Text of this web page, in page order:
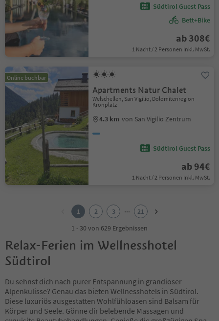
Südtirol Guest Pass
Bett+Bike
ab 308€
1 Nacht / 2 Personen Inkl. MwSt.
Online buchbar
Apartments Natur Chalet
Welschellen, San Vigilio, Dolomitenregion
Kronplatz
4.3 km von San Vigilio Zentrum
Südtirol Guest Pass
ab 94€
1 Nacht / 2 Personen Inkl. MwSt.
6
7
8
10
11
12
13
1 2 3 ...
21
1 - 30 von 629 Ergebnissen
Relax-Ferien im Wellnesshotel
Südtirol
Du sehnst dich nach purer Entspannung in grandioser
Alpenkulisse? Genau das bieten Wellnesshotels in Südtirol.
Diese luxuriös ausgestatten Wohlfühloasen sind Balsam für
Körper und Seele. Gönne dir belebende Massagen und